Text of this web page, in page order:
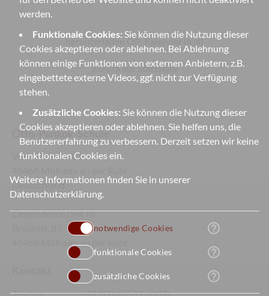
werden.
Funktionale Cookies: Sie können die Nutzung dieser
Cookies akzeptieren oder ablehnen. Bei Ablehnung
können einige Funktionen von externen Anbietern, z.B.
eingebettete externe Videos, ggf. nicht zur Verfügung
stehen.
Zusätzliche Cookies: Sie können die Nutzung dieser
Cookies akzeptieren oder ablehnen. Sie helfen uns, die
Benutzererfahrung zu verbessern. Derzeit setzen wir keine
funktionalen Cookies ein.
Weitere Informationen finden Sie in unserer
Datenschutzerklärung.
notwendige Cookies help_outline
funktionale Cookies help_outline
zusätzliche Cookies help_outline
herunterladen OP-Kalender (ical)
Zurück zur Startseite
Otto-Pankok-Schule
Von-Bock-Str. 81
Deutschland
Dependence(Sek II):
Telefon:
+49 208 45539 60/80